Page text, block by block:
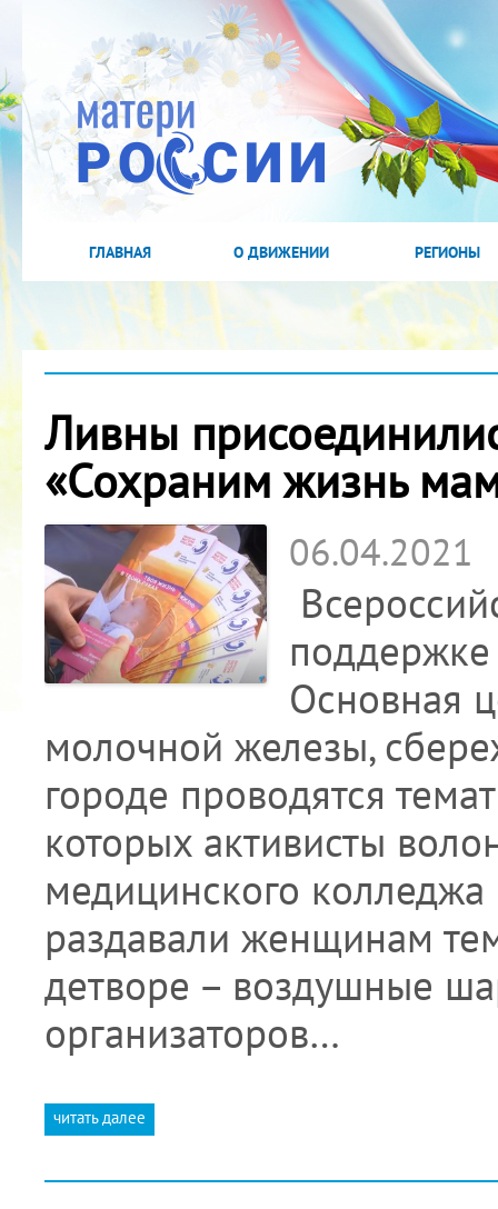
ГЛАВНАЯ О ДВИЖЕНИИ РЕГИОНЫ
Ливны
«Сохраним жизнь
06.04.2021
поддержке
Основная
молочной железы,
городе проводятся
которых активисты
медицинского
раздавали женщинам
детворе – воздушные
организаторов…
читать далее